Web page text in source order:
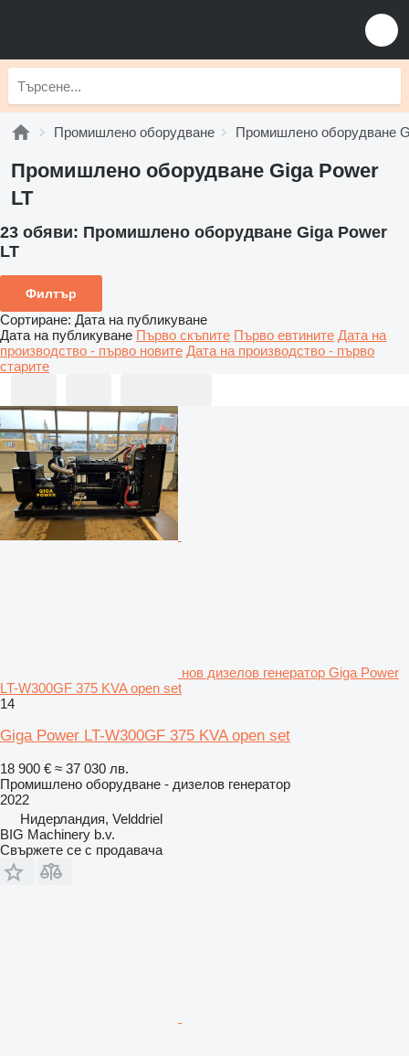
Промишлено оборудване Промишлено оборудване
Промишлено оборудване Giga Power
LT
23 обяви: Промишлено оборудване Giga Power
LT
Филтър
Сортиране: Дата на публикуване
Дата на публикуване Първо скъпите Първо евтините Дата на
производство - първо новите Дата на производство - първо
старите
нов дизелов генератор Giga Power
LT-W300GF 375 KVA open set
14
Giga Power LT-W300GF 375 KVA open set
18 900 € ≈ 37 030 лв.
Промишлено оборудване - дизелов генератор
2022
Нидерландия, Velddriel
BIG Machinery b.v.
Свържете се с продавача